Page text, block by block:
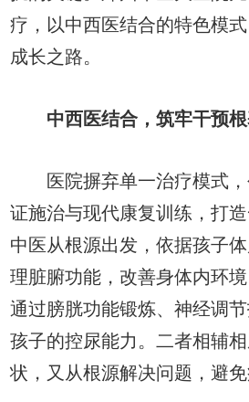
疗，以中西医结合的特色模
成长之路。
中西医结合，筑牢干预
医院摒弃单一治疗模式，
证施治与现代康复训练，打造
中医从根源出发，依据孩子
理脏腑功能，改善身体内环
通过膀胱功能锻炼、神经调
孩子的控尿能力。二者相辅
状，又从根源解决问题，避免